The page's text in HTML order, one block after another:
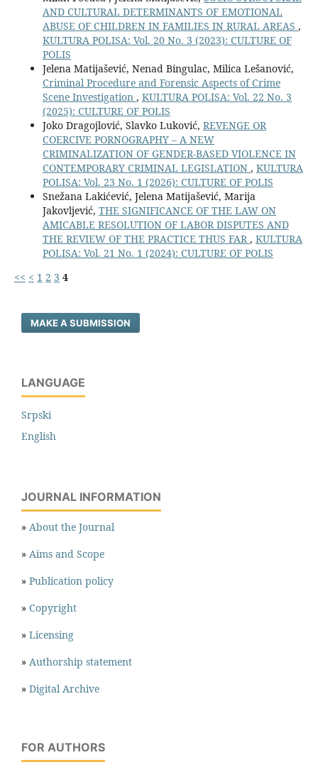
AND CULTURAL DETERMINANTS OF EMOTIONAL
ABUSE OF CHILDREN IN FAMILIES IN RURAL AREAS ,
KULTURA POLISA: Vol. 20 No. 3 (2023): CULTURE OF
POLIS
Jelena Matijašević, Nenad Bingulac, Milica Lešanović,
Criminal Procedure and Forensic Aspects of Crime
Scene Investigation , KULTURA POLISA: Vol. 22 No. 3
(2025): CULTURE OF POLIS
Joko Dragojlović, Slavko Luković, REVENGE OR
COERCIVE PORNOGRAPHY – A NEW
CRIMINALIZATION OF GENDER-BASED VIOLENCE IN
CONTEMPORARY CRIMINAL LEGISLATION , KULTURA
POLISA: Vol. 23 No. 1 (2026): CULTURE OF POLIS
Snežana Lakićević, Jelena Matijašević, Marija
Jakovljević, THE SIGNIFICANCE OF THE LAW ON
AMICABLE RESOLUTION OF LABOR DISPUTES AND
THE REVIEW OF THE PRACTICE THUS FAR, KULTURA
POLISA: Vol. 21 No. 1 (2024): CULTURE OF POLIS
<< < 1 2 3 4
MAKE A SUBMISSION
LANGUAGE
Srpski
English
JOURNAL INFORMATION
» About the Journal
» Aims and Scope
» Publication policy
» Copyright
» Licensing
» Authorship statement
» Digital Archive
FOR AUTHORS